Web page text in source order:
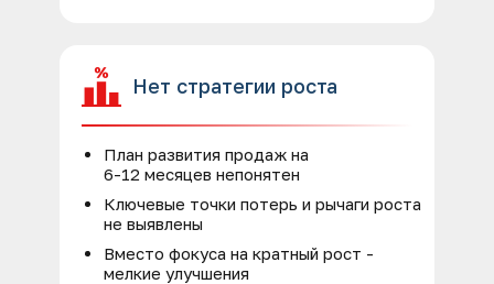
Нет стратегии роста
План развития продаж на
6-12 месяцев непонятен
Ключевые точки потерь и рычаги роста
не выявлены
Вместо фокуса на кратный рост -
мелкие улучшения